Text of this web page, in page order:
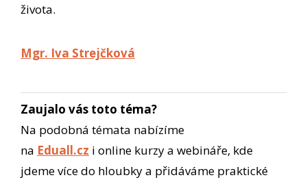
života.
Mgr. Iva Strejčková
Zaujalo vás toto téma?
Na podobná témata nabízíme
na Eduall.cz i online kurzy a webináře, kde
jdeme více do hloubky a přidáváme praktické